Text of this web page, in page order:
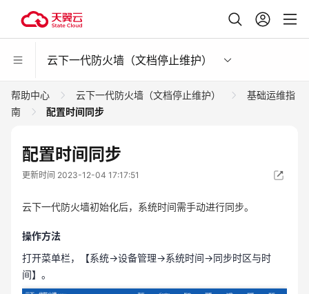
云下一代防火墙（文档停止维护）
帮助中心 云下一代防火墙（文档停止维护）
基础运维指
南
配置时间同步
配置时间同步
更新时间 2023-12-04 17:17:51
云下一代防火墙初始化后，系统时间需手动进行同步。
操作方法
打开菜单栏，【系统→设备管理→系统时间→同步时区与时
间】。